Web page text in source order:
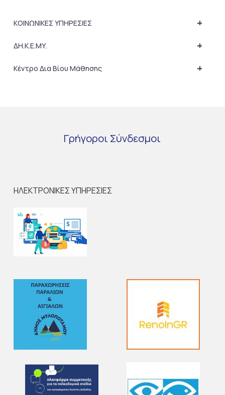
+
ΚΟΙΝΩΝΙΚΕΣ ΥΠΗΡΕΣΙΕΣ
+
ΔΗ.Κ.Ε.ΜΥ.
+
Κέντρο Δια Βίου Μάθησης
Γρήγοροι Σύνδεσμοι
ΗΛΕΚΤΡΟΝΙΚΕΣ ΥΠΗΡΕΣΙΕΣ